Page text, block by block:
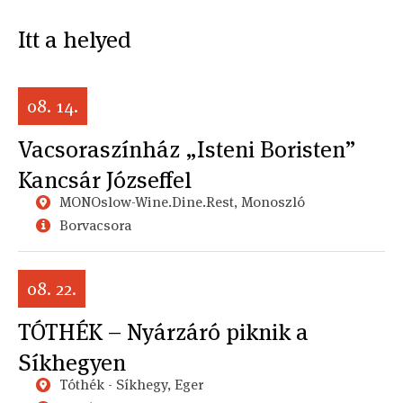
Itt a helyed
08. 14.
Vacsoraszínház „Isteni Boristen”
Kancsár Józseffel
MONOslow-Wine.Dine.Rest, Monoszló
Borvacsora
08. 22.
TÓTHÉK – Nyárzáró piknik a
Síkhegyen
Tóthék - Síkhegy, Eger